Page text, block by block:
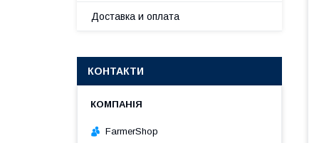
Доставка и оплата
КОНТАКТИ
FarmerShop